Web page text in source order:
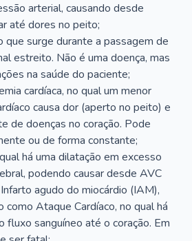
arterial, causando desde
até dores no peito;
que surge durante a passagem de
estreito. Não é uma doença, mas
na saúde do paciente;
cardíaca, no qual um menor
causa dor (aperto no peito) e
de doenças no coração. Pode
ou de forma constante;
há uma dilatação em excesso
podendo causar desde AVC
agudo do miocárdio (IAM),
como Ataque Cardíaco, no qual há
fluxo sanguíneo até o coração. Em